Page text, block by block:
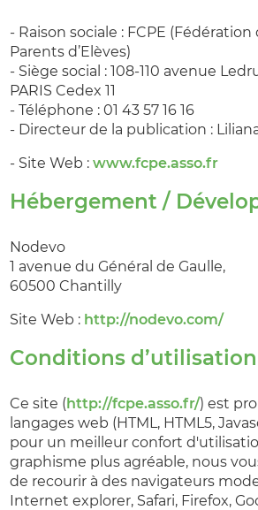
- Raison sociale : FCPE
Parents d’Elèves)
- Siège social : 108-110 avenue
PARIS Cedex 11
- Téléphone : 01 43 57 16 16
- Directeur de la publication :
- Site Web :www.fcpe.asso.fr
Hébergement /
Nodevo
1 avenue du Général de Gaulle,
60500 Chantilly
Site Web : http://nodevo.com/
Conditions d’utilisation
Ce site (http://fcpe.asso.fr/) est
langages web (HTML, HTML5,
pour un meilleur confort
graphisme plus agréable, nous
de recourir à des navigateurs
Internet explorer, Safari, Firefox,